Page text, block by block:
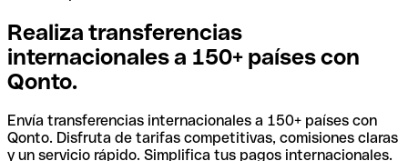
Realiza transferencias
internacionales a 150+ países con
Qonto.
Envía transferencias internacionales a 150+ países con
Qonto. Disfruta de tarifas competitivas, comisiones claras
y un servicio rápido. Simplifica tus pagos internacionales.